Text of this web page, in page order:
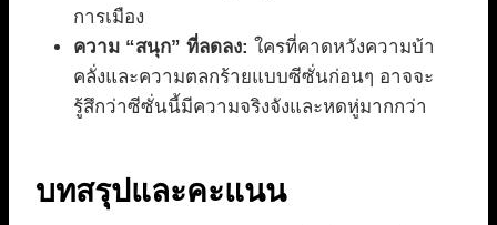
การเมือง
ความ “สนุก” ที่ลดลง: ใครที่คาดหวังความบ้า
คลั่งและความตลกร้ายแบบซีซั่นก่อนๆ อาจจะ
รู้สึกว่าซีซั่นนี้มีความจริงจังและหดหู่มากกว่า
บทสรุปและคะแนน